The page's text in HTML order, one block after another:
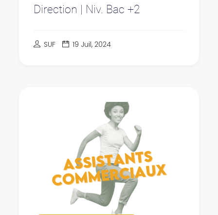
Direction | Niv. Bac +2
SUF 19 Juil, 2024